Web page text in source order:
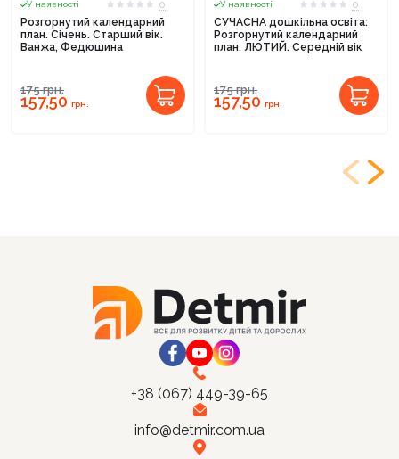
У наявності
0
Розгорнутий календарний
план. Січень. Старший вік.
Ванжа, Федюшина
175грн.
157,50 грн.
У наявності
0
СУЧАСНА дошкільна освіта:
Розгорнутий календарний
план. ЛЮТИЙ. Середній вік
175грн.
157,50 грн.
+38 (067) 449-39-65
info@detmir.com.ua